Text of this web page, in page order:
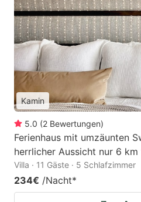
Kamin
5.0 (2 Bewertungen)
Ferienhaus mit umzäunten
herrlicher Aussicht nur 6
Villa · 11 Gäste · 5 Schlafzimmer
234€ /Nacht*